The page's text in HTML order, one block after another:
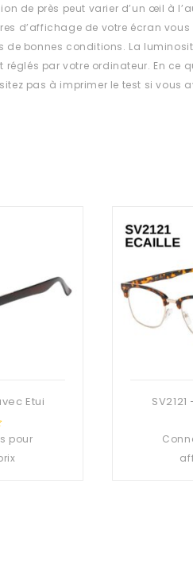
de près peut varier d’un œil à
d’affichage de votre écran
de bonnes conditions. La
par votre ordinateur. En ce
pas à imprimer le test si vous
Etui
pour